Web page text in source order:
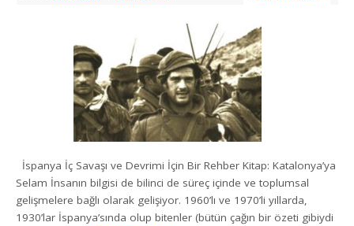
İspanya İç Savaşı ve Devrimi İçin Bir Rehber Kitap: Katalonya’ya
Selam İnsanın bilgisi de bilinci de süreç içinde ve toplumsal
gelişmelere bağlı olarak gelişiyor. 1960’lı ve 1970’li yıllarda,
1930’lar İspanya’sında olup bitenler (bütün çağın bir özeti gibiydi